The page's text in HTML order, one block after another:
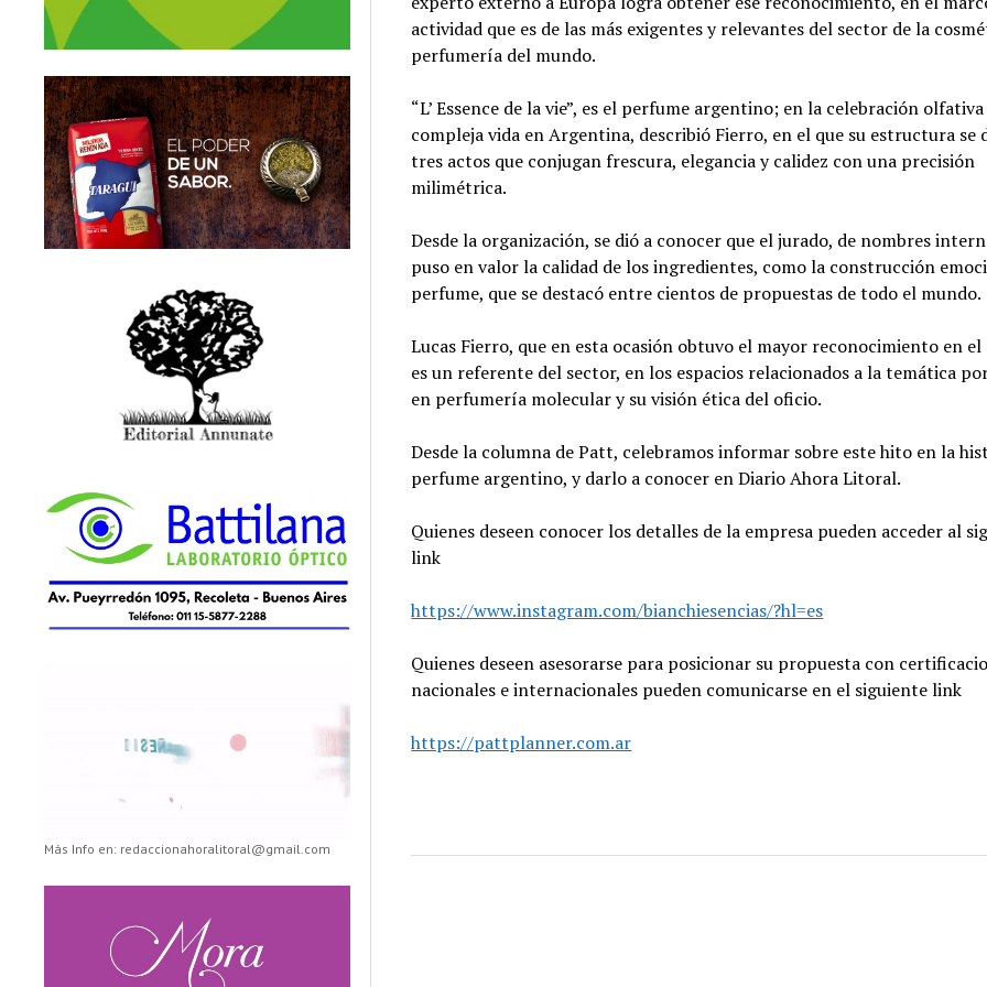
Más Info en: redaccionahoralitoral@gmail.com
actividad que es de las más exigentes y relevantes del sector de la
perfumería del mundo.
“L’ Essence de la vie”, es el perfume argentino; en la celebración
compleja vida en Argentina, describió Fierro, en el que su estructura se
tres actos que conjugan frescura, elegancia y calidez con una precisión
milimétrica.
Desde la organización, se dió a conocer que el jurado, de nombres
puso en valor la calidad de los ingredientes, como la construcción
perfume, que se destacó entre cientos de propuestas de todo el mundo.
Lucas Fierro, que en esta ocasión obtuvo el mayor reconocimiento en el
es un referente del sector, en los espacios relacionados a la temática
en perfumería molecular y su visión ética del oficio.
Desde la columna de Patt, celebramos informar sobre este hito en la
perfume argentino, y darlo a conocer en Diario Ahora Litoral.
Quienes deseen conocer los detalles de la empresa pueden acceder al
link
https://www.instagram.com/bianchiesencias/?hl=es
Quienes deseen asesorarse para posicionar su propuesta con
nacionales e internacionales pueden comunicarse en el siguiente link
https://pattplanner.com.ar